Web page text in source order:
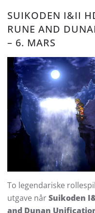
SUIKODEN I&II
RUNE AND
– 6. MARS
To legendariske
utgave nårSuikoden
and Dunan